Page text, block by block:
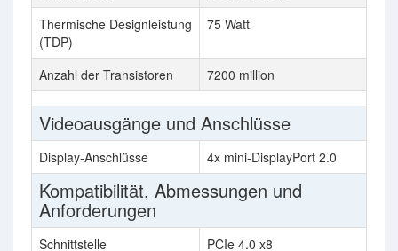
Thermische Designleistung
(TDP)
75 Watt
Anzahl der Transistoren 7200 million
Videoausgänge und Anschlüsse
Display-Anschlüsse 4x mini-DisplayPort 2.0
Kompatibilität, Abmessungen und
Anforderungen
Schnittstelle PCIe 4.0 x8